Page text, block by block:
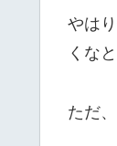
やは
くな
ただ